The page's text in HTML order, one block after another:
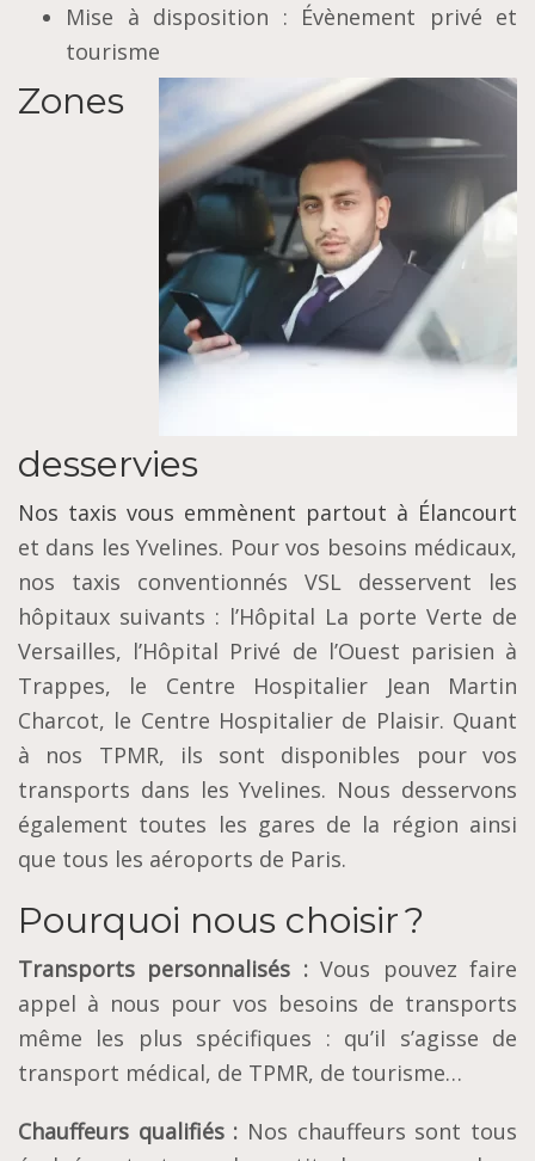
Mise à disposition : Évènement privé et
tourisme
Zones
desservies
Nos taxis vous emmènent partout à Élancourt
et dans les Yvelines. Pour vos besoins médicaux,
nos taxis conventionnés VSL desservent les
hôpitaux suivants : l’Hôpital La porte Verte de
Versailles, l’Hôpital Privé de l’Ouest parisien à
Trappes, le Centre Hospitalier Jean Martin
Charcot, le Centre Hospitalier de Plaisir. Quant
à nos TPMR, ils sont disponibles pour vos
transports dans les Yvelines. Nous desservons
également toutes les gares de la région ainsi
que tous les aéroports de Paris.
Pourquoi nous choisir ?
Transports personnalisés :Vous pouvez faire
appel à nous pour vos besoins de transports
même les plus spécifiques : qu’il s’agisse de
transport médical, de TPMR, de tourisme…
Chauffeurs qualifiés : Nos chauffeurs sont tous